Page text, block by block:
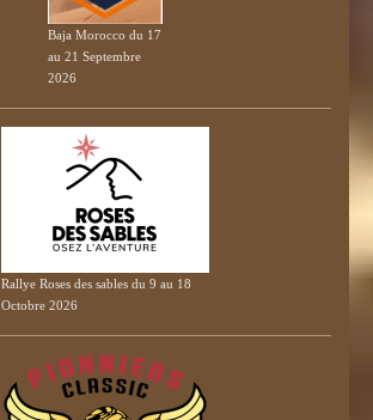
Baja Morocco du 17
au 21 Septembre
2026
Rallye Roses des sables du 9 au 18
Octobre 2026